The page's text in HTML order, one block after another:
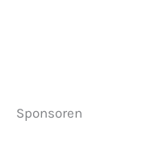
Sponsoren